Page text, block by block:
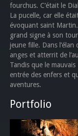
fourchus. C’était le
La pucelle, car elle
évoquant saint
grand signe à son
jeune fille. Dans
anges et atterrit de
Tandis que le
entrée des enfers et
aventures.
Portfolio